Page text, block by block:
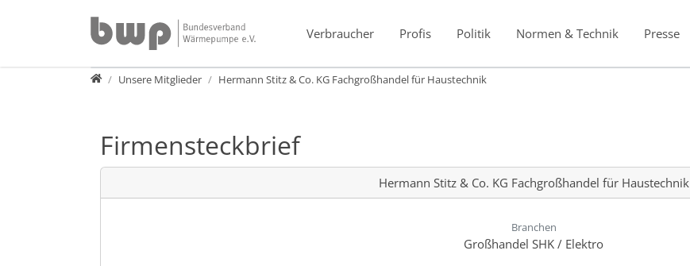
Verbraucher
Profis Politik Normen & Technik Presse
Verband
Unsere Mitglieder Hermann Stitz & Co. KG Fachgroßhandel für Haustechnik
Firmensteckbrief
Hermann Stitz & Co. KG Fachgroßhandel für Haustechnik
Branchen
Großhandel SHK / Elektro